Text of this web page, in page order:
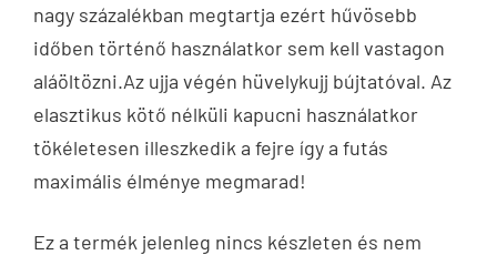
nagy százalékban megtartja ezért hűvösebb
időben történő használatkor sem kell vastagon
aláöltözni.Az ujja végén hüvelykujj bújtatóval. Az
elasztikus kötő nélküli kapucni használatkor
tökéletesen illeszkedik a fejre így a futás
maximális élménye megmarad!
Ez a termék jelenleg nincs készleten és nem